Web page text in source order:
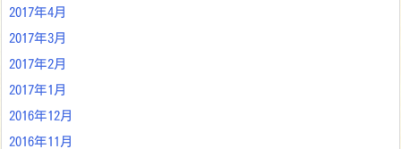
2017年4月
2017年3月
2017年2月
2017年1月
2016年12月
2016年11月